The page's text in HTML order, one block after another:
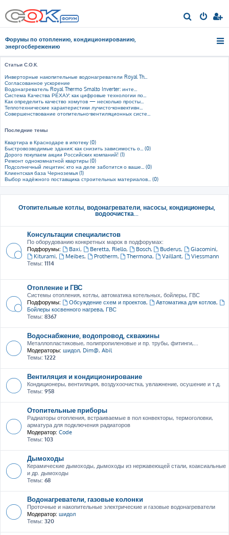
о
Форумы по отоплению, кондиционированию,
энергосбережению
Статьи С.О.К.
Инверторные накопительные водонагреватели Royal Th...
Согласованное ускорение
Водонагреватель Royal Thermo Smalto Inverter: инте...
Система Качества РЕХАУ: как цифровые технологии по...
Как определить качество хомутов — несколько просты...
Теплотехнические характеристики лучисто-конвективн...
Совершенствование отопительно-вентиляционных систе...
Последние темы
Квартира в Краснодаре в ипотеку (0)
Быстровозводимые здания: как снизить зависимость о... (0)
Дорого покупаем акции Российских компаний! (1)
Ремонт однокомнатной квартиры (0)
Подсолнечный лецитин: кто на деле заботится о ваше... (0)
Клиентская база Черноземья (1)
Выбор надёжного поставщика строительных материалов... (0)
Отопительные котлы, водонагреватели, насосы, кондиционеры,
водоочистка...
Консультации специалистов
По оборудованию конкретных марок в подфорумах:
Подфорумы:
Baxi, Beretta, Riello, Bosch, Buderus, Giacomini,
Kiturami, Meibes, Protherm, Thermona, Vaillant,
Viessmann
Темы: 1114
Отопление и ГВС
Системы отопления, котлы, автоматика котельных, бойлеры, ГВС
Подфорумы:
Обсуждение схем и проектов, Автоматика для котлов,
Бойлеры косвенного нагрева, ГВС
Темы: 8367
Водоснабжение, водопровод, скважины
Металлопластиковые, полипропиленовые и пр. трубы, фитинги,...
Модераторы: шидол, Dim@, Abil
Темы: 1222
Вентиляция и кондиционирование
Кондиционеры, вентиляция, воздухоочистка, увлажнение, осушение и т.д.
Темы: 958
Отопительные приборы
Радиаторы отопления, встраиваемые в пол конвекторы, термоголовки,
арматура для подключения радиаторов
Модератор: Code
Темы: 103
Дымоходы
Керамические дымоходы, дымоходы из нержавеющей стали, коаксиальные
и др. дымоходы
Темы: 68
Водонагреватели, газовые колонки
Проточные и накопительные электрические и газовые водонагреватели
Модератор: шидол
Темы: 320